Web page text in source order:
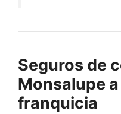
Seguros de
Monsalupe
franquicia